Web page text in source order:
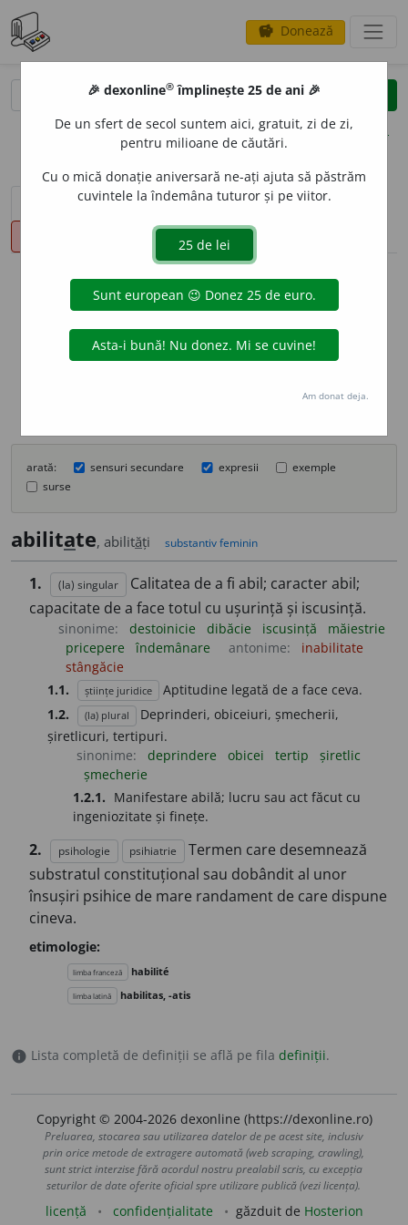
savings Donează
clear
opțiuni
sinteza definițiilor (1) definiții (20)
declinări
info
Aceste definiții sunt compilate de
echipa dexonline. Definițiile
originale se află pe filadefiniții.
Puteți reordona filele pe pagina de
arată: sensuri secundare expresii
exemple
surse
abilitate, abilități substantiv feminin
1. (la) singular
Calitatea de a fi abil; caracter abil;
capacitate de a face totul cu ușurință și iscusință.
sinonime: destoinicie dibăcie iscusință
măiestrie
pricepere
îndemânare antonime:
inabilitate
stângăcie
1.1.
științe juridice
Aptitudine legată de a face ceva.
1.2.
(la) plural
Deprinderi, obiceiuri, șmecherii,
șiretlicuri, tertipuri.
sinonime:
deprindere obicei tertip
șiretlic
șmecherie
1.2.1. Manifestare abilă; lucru sau act făcut cu
ingeniozitate și finețe.
2. psihologie psihiatrie
Termen care desemnează
substratul constituțional sau dobândit al unor
însușiri psihice de mare randament de care dispune
cineva.
etimologie:
limba franceză habilité
limba latină habilitas, -atis
info Lista completă de definiții se află pe fila definiții.
Copyright © 2004-2026 dexonline (https://dexonline.ro)
Preluarea, stocarea sau utilizarea datelor de pe acest site, inclusiv
prin orice metode de extragere automată (web scraping, crawling),
sunt strict interzise fără acordul nostru prealabil scris, cu excepția
seturilor de date oferite oficial spre utilizare publică (vezi licența).
licență confidențialitate găzduit de Hosterion
🎉 dexonline® împlinește 25 de ani 🎉
De un sfert de secol suntem aici, gratuit, zi de zi,
pentru milioane de căutări.
Cu o mică donație aniversară ne-ați ajuta să păstrăm
cuvintele la îndemâna tuturor și pe viitor.
Am donat deja.